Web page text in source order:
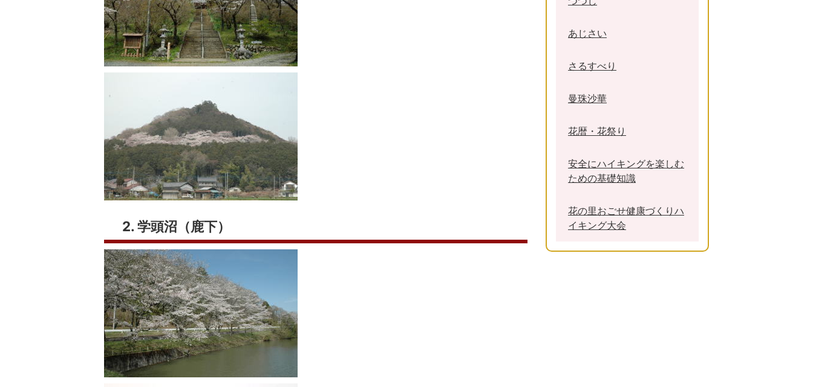
2. 学頭沼（鹿下）
あじさい
さるすべり
曼珠沙華
花暦・花祭り
安全にハイキングを楽しむ
ための基礎知識
花の里おごせ健康づくりハ
イキング大会